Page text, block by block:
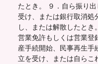
たとき。 ９．自ら振り
受け、または銀行取消処
し、または解散したと
営業免許もしくは営業登
産手続開始、民事再生手
立を受け、または自らこ